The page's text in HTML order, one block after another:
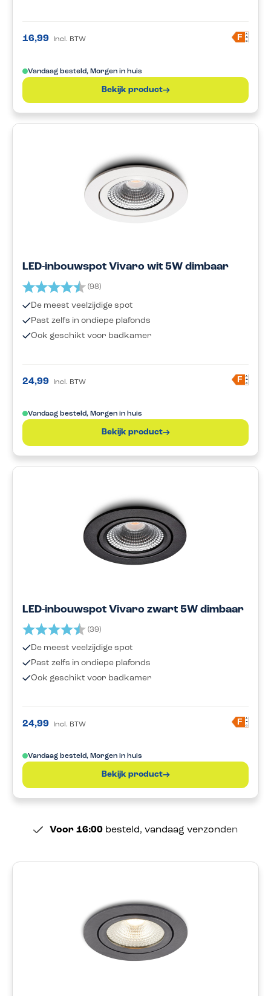
16,99 Incl. BTW F A
G
Vandaag besteld, Morgen in huis
Bekijk product
LED-inbouwspot Vivaro wit 5W dimbaar
Beoordeling: (98)
De meest veelzijdige spot
Past zelfs in ondiepe plafonds
Ook geschikt voor badkamer
24,99 Incl. BTW F A
G
Vandaag besteld, Morgen in huis
Bekijk product
LED-inbouwspot Vivaro zwart 5W dimbaar
Beoordeling: (39)
De meest veelzijdige spot
Past zelfs in ondiepe plafonds
Ook geschikt voor badkamer
24,99 Incl. BTW F A
G
Vandaag besteld, Morgen in huis
Bekijk product
Voor 16:00besteld, vandaag verzonden